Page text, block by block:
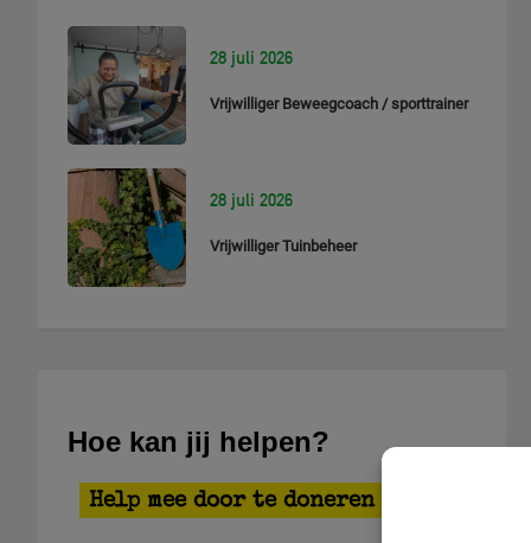
28 juli 2026
Vrijwilliger Beweegcoach / sporttrainer
28 juli 2026
Vrijwilliger Tuinbeheer
Hoe kan jij helpen?
Help mee door te doneren